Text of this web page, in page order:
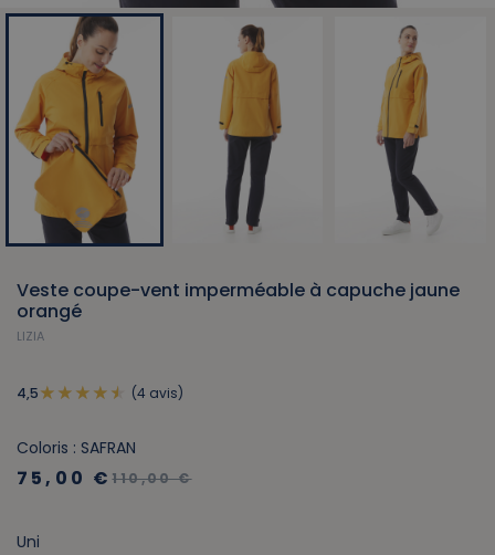
Veste coupe-vent imperméable à capuche jaune
orangé
LIZIA
4,5 (4 avis)
Coloris : SAFRAN
75,00 €110,00 €
Uni